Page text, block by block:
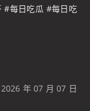
#每日吃瓜 #每日吃
年 07 月 07 日